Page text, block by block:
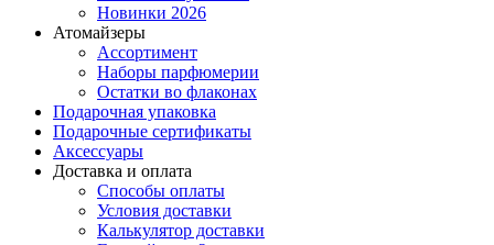
Новинки 2026
Атомайзеры
Ассортимент
Наборы парфюмерии
Остатки во флаконах
Подарочная упаковка
Подарочные сертификаты
Аксессуары
Доставка и оплата
Способы оплаты
Условия доставки
Калькулятор доставки